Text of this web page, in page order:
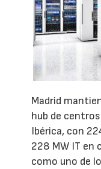
Madrid
hub de
Ibérica, con
228 MW IT en
como uno de